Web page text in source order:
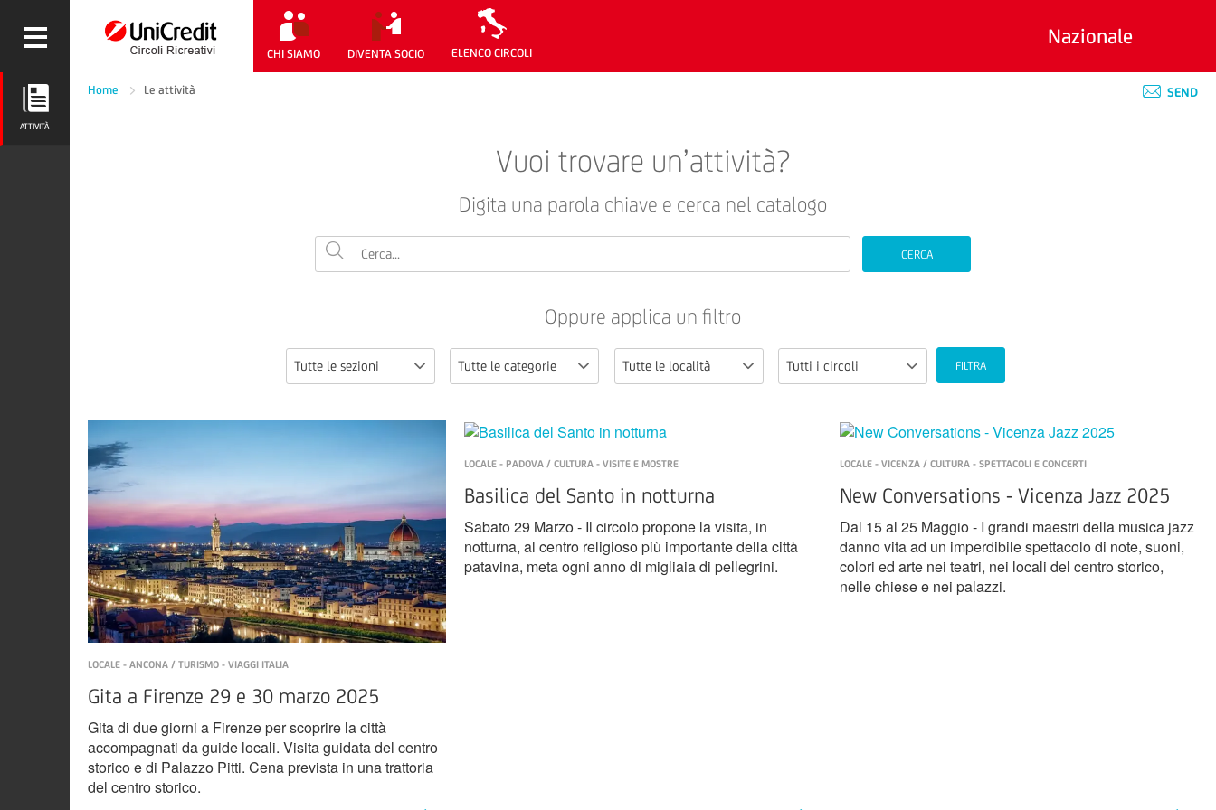
CHI SIAMO DIVENTA SOCIO ELENCO CIRCOLI
Nazionale
ATTIVITÀ
Home Le attività SEND
Vuoi trovare un’attività?
Digita una parola chiave e cerca nel catalogo
CERCA
Oppure applica un filtro
Tutte le sezioni Tutte le categorie Tutte le località Tutti i circoli FILTRA
LOCALE - ANCONA / TURISMO - VIAGGI ITALIA
Gita a Firenze 29 e 30 marzo 2025
Gita di due giorni a Firenze per scoprire la città
accompagnati da guide locali. Visita guidata del centro
storico e di Palazzo Pitti. Cena prevista in una trattoria
del centro storico.
LOCALE - PADOVA / CULTURA - VISITE E MOSTRE
Basilica del Santo in notturna
Sabato 29 Marzo - Il circolo propone la visita, in
notturna, al centro religioso più importante della città
patavina, meta ogni anno di migliaia di pellegrini.
LOCALE - VICENZA / CULTURA - SPETTACOLI E CONCERTI
New Conversations - Vicenza Jazz 2025
Dal 15 al 25 Maggio - I grandi maestri della musica jazz
danno vita ad un imperdibile spettacolo di note, suoni,
colori ed arte nei teatri, nei locali del centro storico,
nelle chiese e nei palazzi.